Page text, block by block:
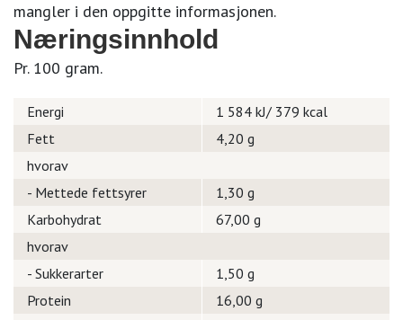
mangler i den oppgitte informasjonen.
Næringsinnhold
Pr. 100 gram.
Energi
1 584 kJ/ 379 kcal
Fett
4,20 g
hvorav
- Mettede fettsyrer
1,30 g
Karbohydrat
67,00 g
hvorav
- Sukkerarter
1,50 g
Protein
16,00 g